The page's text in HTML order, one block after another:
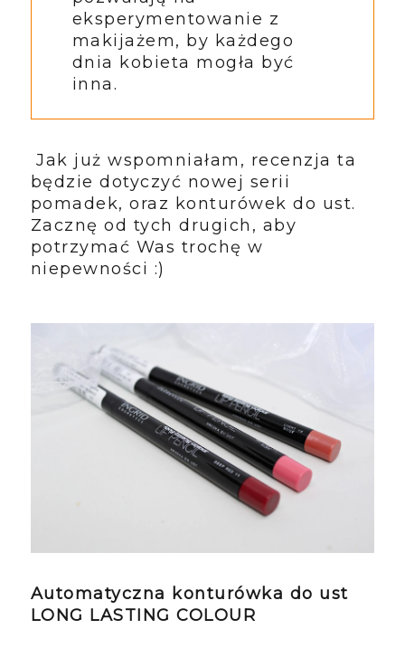
eksperymentowanie z
makijażem, by każdego
dnia kobieta mogła być
inna.
Jak już wspomniałam, recenzja ta
będzie dotyczyć nowej serii
pomadek, oraz konturówek do ust.
Zacznę od tych drugich, aby
potrzymać Was trochę w
niepewności :)
Automatyczna konturówka do ust
LONG LASTING COLOUR